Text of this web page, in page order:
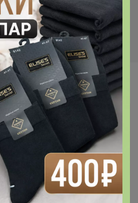
но всегда с идеальным